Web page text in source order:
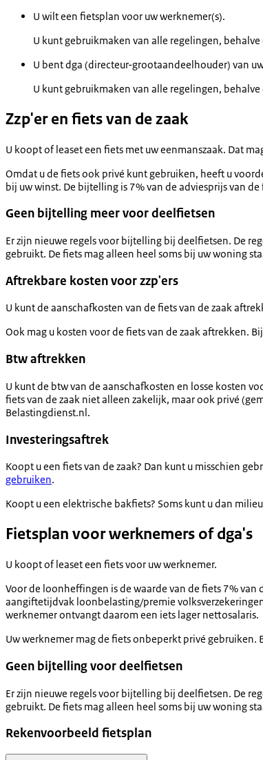
U wilt een fietsplan voor uw werknemer(s).
U kunt gebruikmaken van alle regelingen, behalve
U bent dga (directeur-grootaandeelhouder) van
U kunt gebruikmaken van alle regelingen,
Zzp'er en fiets van de zaak
U koopt of leaset een fiets met uw eenmanszaak. Dat
Omdat u de fiets ook privé kunt gebruiken, heeft u
bij uw winst. De bijtelling is 7% van de adviesprijs van de
Geen bijtelling meer voor deelfietsen
Er zijn nieuwe regels voor bijtelling bij deelfietsen. De
gebruikt. De fiets mag alleen heel soms bij uw woning
Aftrekbare kosten voor zzp'ers
U kunt de aanschafkosten van de fiets van de zaak
Ook mag u kosten voor de fiets van de zaak aftrekken.
Btw aftrekken
U kunt de btw van de aanschafkosten en losse kosten
fiets van de zaak niet alleen zakelijk, maar ook privé
Belastingdienst.nl.
Investeringsaftrek
Koopt u een fiets van de zaak? Dan kunt u misschien
gebruiken.
Koopt u een elektrische bakfiets? Soms kunt u dan
Fietsplan voor werknemers of dga's
U koopt of leaset een fiets voor uw werknemer.
Voor de loonheffingen is de waarde van de fiets 7%
aangiftetijdvak loonbelasting/premie
werknemer ontvangt daarom een iets lager nettosalaris.
Uw werknemer mag de fiets onbeperkt privé
Geen bijtelling voor deelfietsen
Er zijn nieuwe regels voor bijtelling bij deelfietsen. De
gebruikt. De fiets mag alleen heel soms bij uw woning
Rekenvoorbeeld fietsplan